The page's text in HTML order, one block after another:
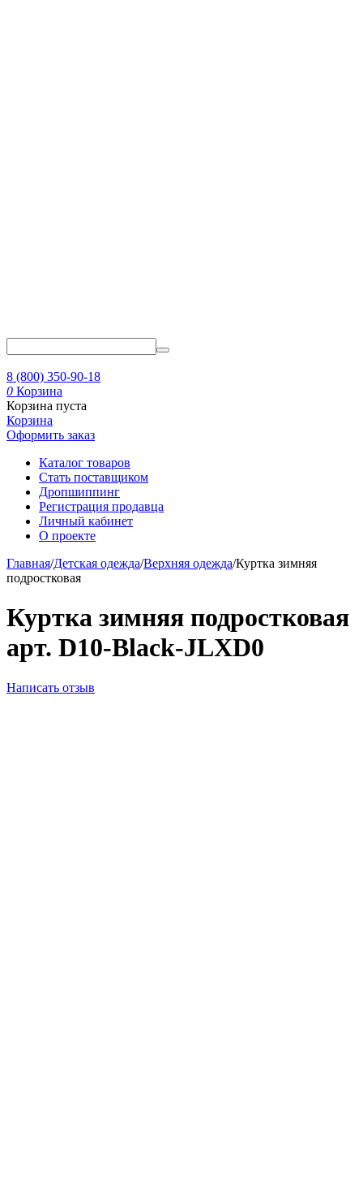
8 (800) 350-90-18
0 Корзина
Корзина пуста
Корзина
Оформить заказ
Каталог товаров
Стать поставщиком
Дропшиппинг
Регистрация продавца
Личный кабинет
О проекте
Главная/Детская одежда/Верхняя одежда/Куртка зимняя
подростковая
Куртка зимняя подростковая
арт. D10-Black-JLXD0
Написать отзыв